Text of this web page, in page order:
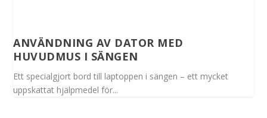
ANVÄNDNING AV DATOR MED
HUVUDMUS I SÄNGEN
Ett specialgjort bord till laptoppen i sängen – ett mycket
uppskattat hjälpmedel för...